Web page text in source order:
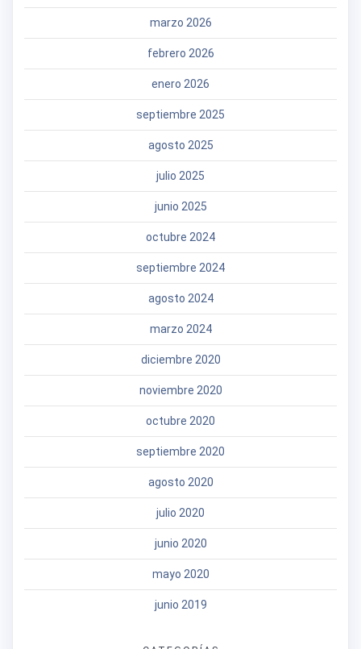
marzo 2026
febrero 2026
enero 2026
septiembre 2025
agosto 2025
julio 2025
junio 2025
octubre 2024
septiembre 2024
agosto 2024
marzo 2024
diciembre 2020
noviembre 2020
octubre 2020
septiembre 2020
agosto 2020
julio 2020
junio 2020
mayo 2020
junio 2019